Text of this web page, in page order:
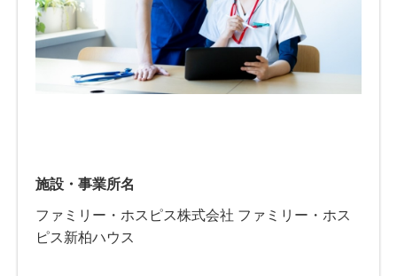
施設・事業所名
ファミリー・ホスピス株式会社 ファミリー・ホス
ピス新柏ハウス